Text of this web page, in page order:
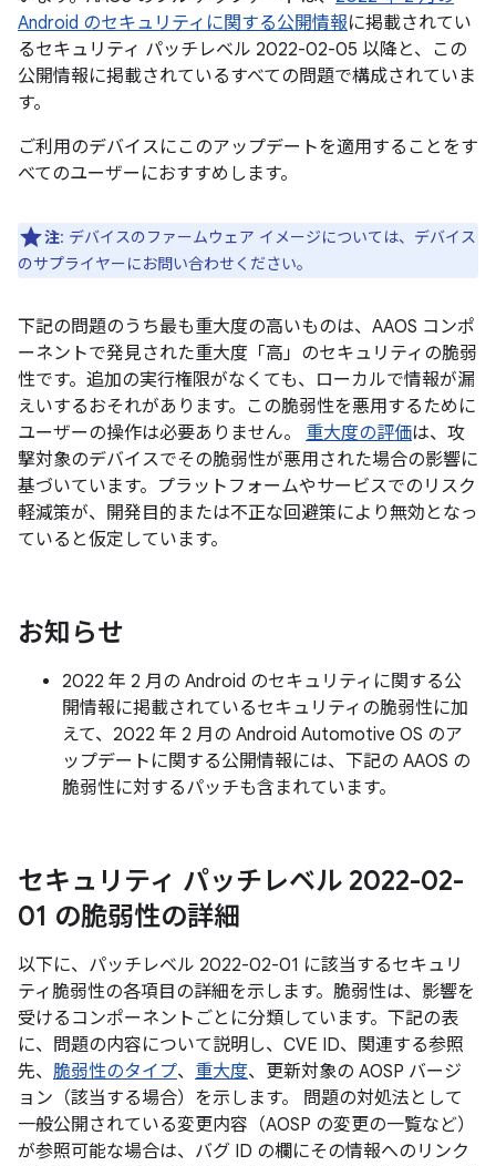
Android のセキュリティに関する公開情報に掲載されてい
るセキュリティ パッチレベル 2022-02-05 以降と、この
公開情報に掲載されているすべての問題で構成されていま
す。
ご利用のデバイスにこのアップデートを適用することをす
べてのユーザーにおすすめします。
注: デバイスのファームウェア イメージについては、デバイス
のサプライヤーにお問い合わせください。
下記の問題のうち最も重大度の高いものは、AAOS コンポ
ーネントで発見された重大度「高」のセキュリティの脆弱
性です。追加の実行権限がなくても、ローカルで情報が漏
えいするおそれがあります。この脆弱性を悪用するために
ユーザーの操作は必要ありません。 重大度の評価は、攻
撃対象のデバイスでその脆弱性が悪用された場合の影響に
基づいています。プラットフォームやサービスでのリスク
軽減策が、開発目的または不正な回避策により無効となっ
ていると仮定しています。
お知らせ
2022 年 2 月の Android のセキュリティに関する公
開情報に掲載されているセキュリティの脆弱性に加
えて、2022 年 2 月の Android Automotive OS のア
ップデートに関する公開情報には、下記の AAOS の
脆弱性に対するパッチも含まれています。
セキュリティ パッチレベル 2022-02-
01 の脆弱性の詳細
以下に、パッチレベル 2022-02-01 に該当するセキュリ
ティ脆弱性の各項目の詳細を示します。脆弱性は、影響を
受けるコンポーネントごとに分類しています。下記の表
に、問題の内容について説明し、CVE ID、関連する参照
先、 脆弱性のタイプ、 重大度、更新対象の AOSP バージ
ョン（該当する場合）を示します。 問題の対処法として
一般公開されている変更内容（AOSP の変更の一覧など）
が参照可能な場合は、バグ ID の欄にその情報へのリンク